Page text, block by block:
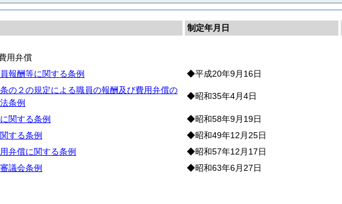
制定年月日
用弁償
報酬等に関する条例
◆平成20年9月16日
の２の規定による職員の報酬及び費用弁償の
条例
◆昭和35年4月4日
関する条例 ◆昭和58年9月19日
する条例
◆昭和49年12月25日
弁償に関する条例
◆昭和57年12月17日
議会条例
◆昭和63年6月27日